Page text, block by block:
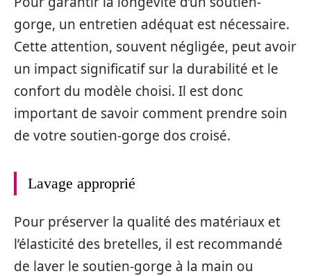
gorge, un entretien adéquat est nécessaire.
Cette attention, souvent négligée, peut avoir
un impact significatif sur la durabilité et le
confort du modèle choisi. Il est donc
important de savoir comment prendre soin
de votre soutien-gorge dos croisé.
Lavage approprié
Pour préserver la qualité des matériaux et
l’élasticité des bretelles, il est recommandé
de laver le soutien-gorge à la main ou